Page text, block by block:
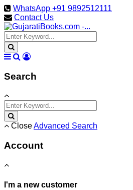
WhatsApp +91 9892512111
Contact Us
Search
CloseAdvanced Search
Account
I'm a new customer